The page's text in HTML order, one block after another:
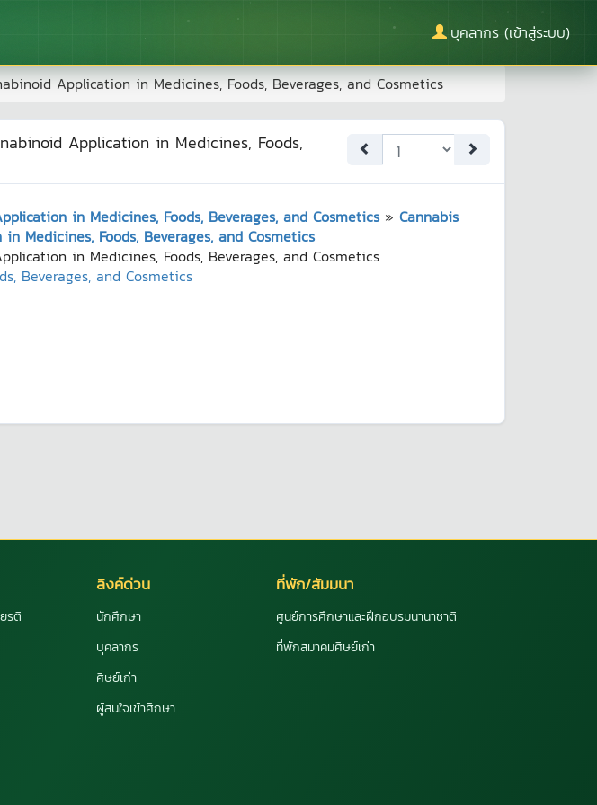
บุคลากร (เข้าสู่ระบบ)
Application in Medicines, Foods, Beverages, and Cosmetics
Application in Medicines, Foods,
in Medicines, Foods, Beverages, and Cosmetics» Cannabis
Medicines, Foods, Beverages, and Cosmetics
in Medicines, Foods, Beverages, and Cosmetics
Beverages, and Cosmetics
รติ
ลิงค์ด่วน
นักศึกษา
บุคลากร
ศิษย์เก่า
ผู้สนใจเข้าศึกษา
ที่พัก/สัมมนา
ศูนย์การศึกษาและฝึกอบรมนานาชาติ
ที่พักสมาคมศิษย์เก่า